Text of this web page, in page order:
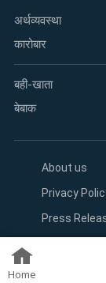
Home
अर्थव्यवस्था
कारोबार
बही-खाता
बेबाक
About us
Privacy
Press